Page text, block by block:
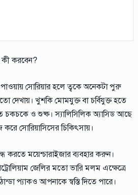
কী করবেন?
সোরিয়ার হলে ত্বকে অনেকটা পুরু
দেখায়। খুশকি মোমযুক্ত বা চর্বিযুক্ত হতে
চকচকে ও শুষ্ক। স্যালিসিলিক অ্যাসিড আছে
সোরিয়াসিসের চিকিৎসায়।
করতে ময়েশ্চারাইজার ব্যবহার করুন।
জেলির মতো ভারি মলম এক্ষেত্রে
প্যাকও আপনাকে স্বস্তি দিতে পারে।